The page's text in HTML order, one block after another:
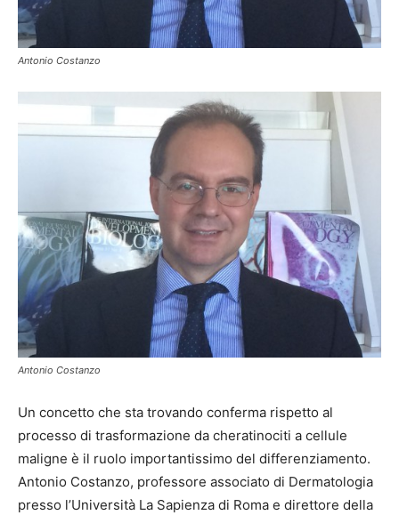
Antonio Costanzo
Antonio Costanzo
Un concetto che sta trovando conferma rispetto al
processo di trasformazione da cheratinociti a cellule
maligne è il ruolo importantissimo del differenziamento.
Antonio Costanzo, professore associato di Dermatologia
presso l’Università La Sapienza di Roma e direttore della